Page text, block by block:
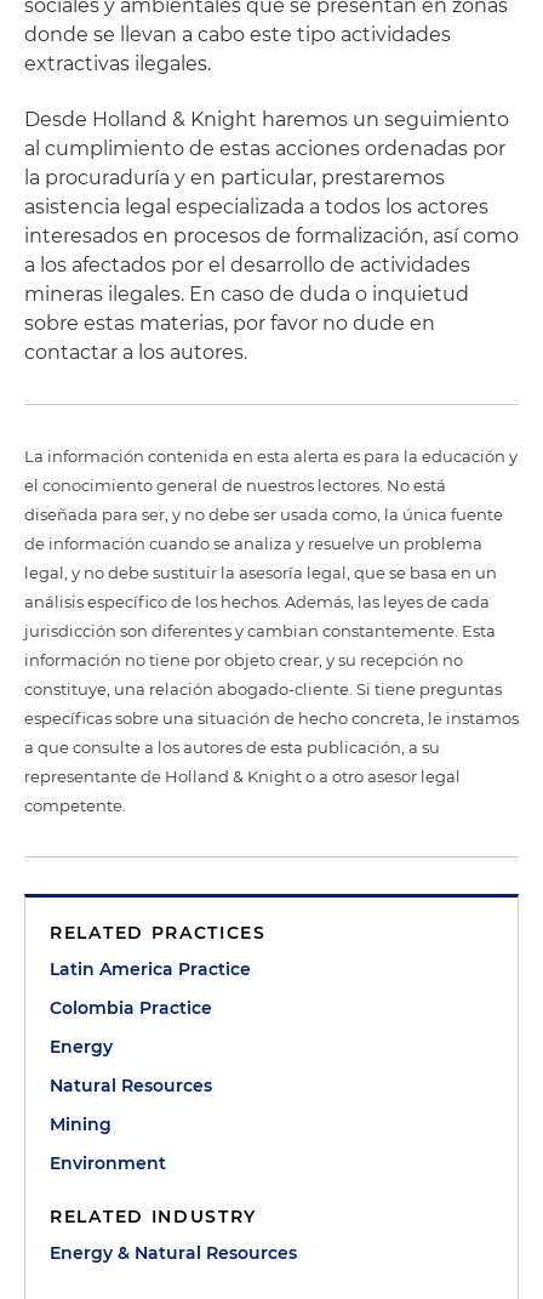
sociales y ambientales que se presentan en zonas
donde se llevan a cabo este tipo actividades
extractivas ilegales.
Desde Holland & Knight haremos un seguimiento
al cumplimiento de estas acciones ordenadas por
la procuraduría y en particular, prestaremos
asistencia legal especializada a todos los actores
interesados en procesos de formalización, así como
a los afectados por el desarrollo de actividades
mineras ilegales. En caso de duda o inquietud
sobre estas materias, por favor no dude en
contactar a los autores.
La información contenida en esta alerta es para la educación y
el conocimiento general de nuestros lectores. No está
diseñada para ser, y no debe ser usada como, la única fuente
de información cuando se analiza y resuelve un problema
legal, y no debe sustituir la asesoría legal, que se basa en un
análisis específico de los hechos. Además, las leyes de cada
jurisdicción son diferentes y cambian constantemente. Esta
información no tiene por objeto crear, y su recepción no
constituye, una relación abogado-cliente. Si tiene preguntas
específicas sobre una situación de hecho concreta, le instamos
a que consulte a los autores de esta publicación, a su
representante de Holland & Knight o a otro asesor legal
competente.
RELATED PRACTICES
Latin America Practice
Colombia Practice
Energy
Natural Resources
Mining
Environment
RELATED INDUSTRY
Energy & Natural Resources